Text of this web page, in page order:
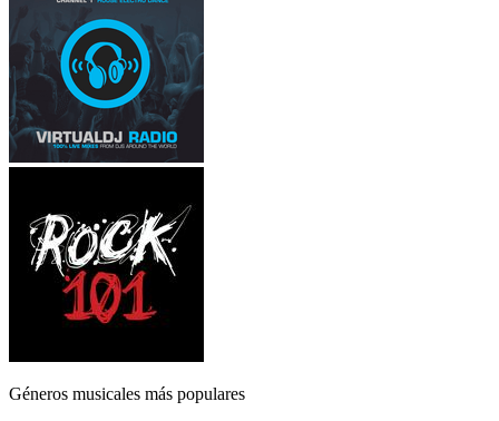
Géneros musicales más populares